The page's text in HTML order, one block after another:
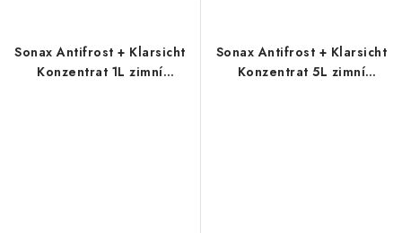
Sonax Antifrost + Klarsicht
Konzentrat 1L zimní
Sonax Antifrost + Klarsicht
Konzentrat 5L zimní